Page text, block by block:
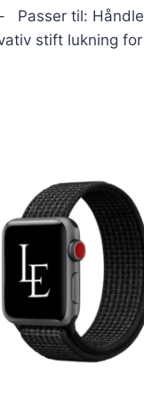
Passer til:
stift lukning